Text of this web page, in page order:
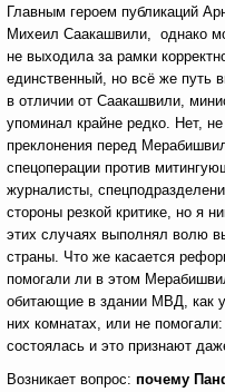
Главным героем публикаций
Михеил Саакашвили, однако
не выходила за рамки
единственный, но всё же путь
в отличии от Саакашвили,
упоминал крайне редко. Нет,
преклонения перед
спецоперации против
журналисты,
стороны резкой критике, но я
этих случаях выполнял волю
страны. Что же касается
помогали ли в этом
обитающие в здании МВД, как
них комнатах, или не
состоялась и это признают
Возникает вопрос: почему